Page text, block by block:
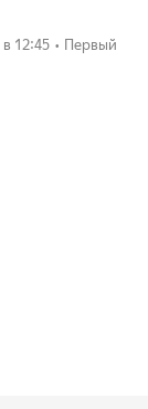
в 12:45 • Первый